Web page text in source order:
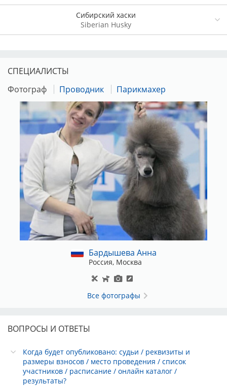
Сибирский хаски
Siberian Husky
СПЕЦИАЛИСТЫ
Фотограф
Проводник Парикмахер
Бардышева Анна
Россия, Москва
Все фотографы
ВОПРОСЫ И ОТВЕТЫ
Когда будет опубликовано: судьи / реквизиты и
размеры взносов / место проведения / список
участников / расписание / онлайн каталог /
результаты?